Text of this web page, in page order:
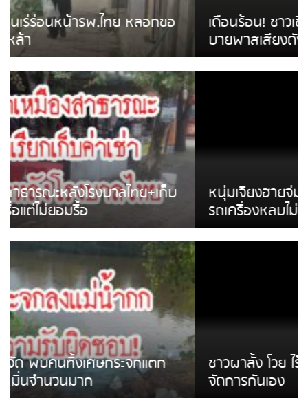
เดือนร้อน! ชาวเชียงรายบ่นรถ Isuzu สีขาวซิ่ง
บายพาสเสียงดังสร้างความรำคาญ
หนุ่มเจียงฮายจ่ม พบถังน้ำดื่มตกกลางถนน
รถเครื่องหลบไม่ทันล้มบาดเจ็บ
ชาวผาลั้ง โวย ไร้หน่วยงานดูแล ดินสไลด์ ต้อง
จัดการกันเอง